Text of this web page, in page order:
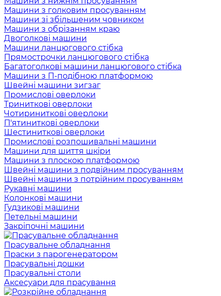
Машини з голковим просуванням
Машини зі збільшеним човником
Машини з обрізанням краю
Двоголкові машини
Машини ланцюгового стібка
Прямострочки ланцюгового стібка
Багатоголкові машини ланцюгового стібка
Машини з П-подібною платформою
Швейні машини зигзаг
Промислові оверлоки
Триниткові оверлоки
Чотириниткові оверлоки
П'ятиниткові оверлоки
Шестиниткові оверлоки
Промислові розпошивальні машини
Машини для шиття шкіри
Машини з плоскою платформою
Швейні машини з подвійним просуванням
Швейні машини з потрійним просуванням
Рукавні машини
Колонкові машини
Гудзикові машини
Петельні машини
Закріпочні машини
Прасувальне обладнання
Праски з парогенератором
Прасувальні дошки
Прасувальні столи
Аксесуари для прасування